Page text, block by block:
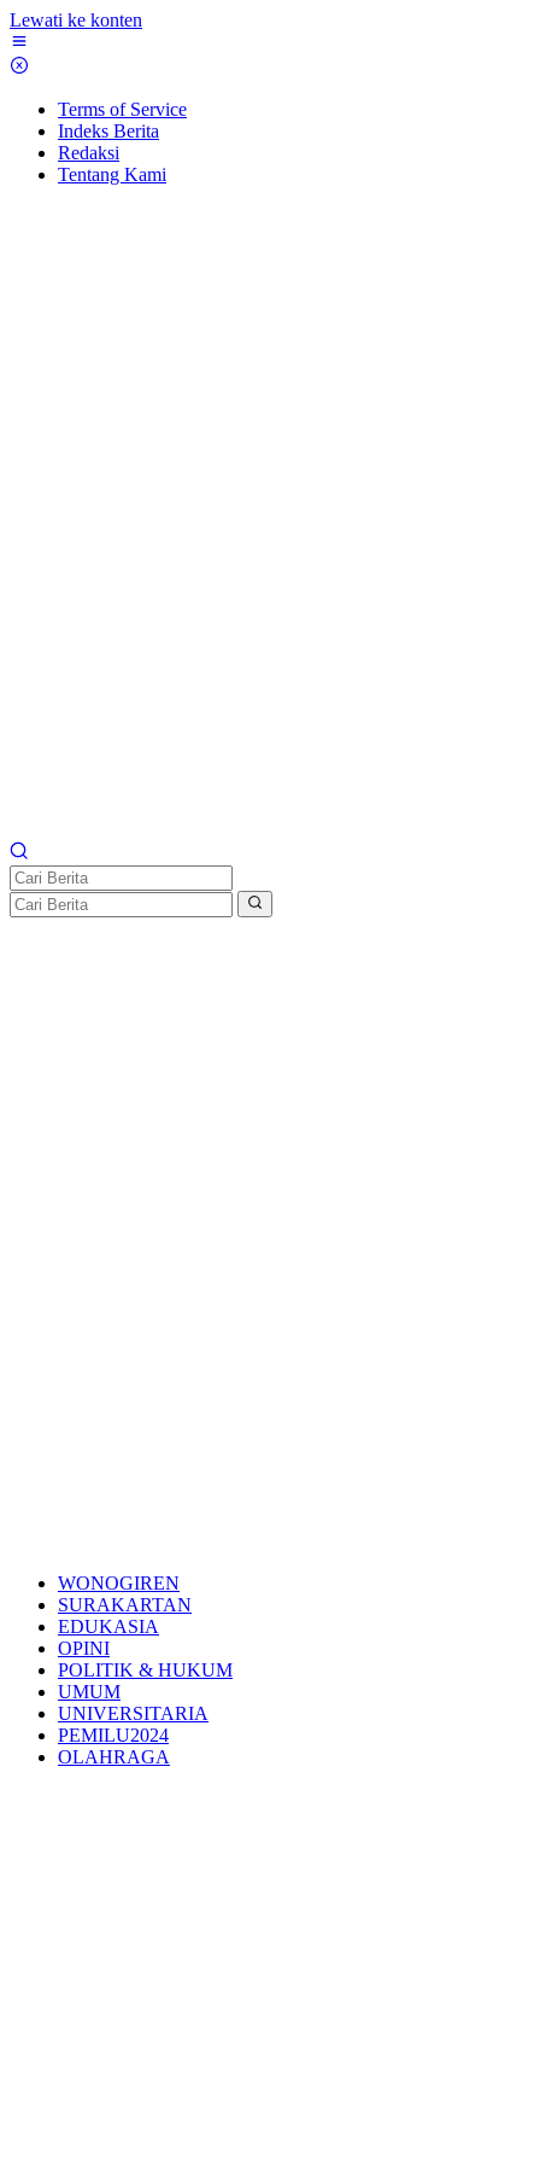
Lewati ke konten
Terms of Service
Indeks Berita
Redaksi
Tentang Kami
WONOGIREN
SURAKARTAN
EDUKASIA
OPINI
POLITIK & HUKUM
UMUM
UNIVERSITARIA
PEMILU2024
OLAHRAGA